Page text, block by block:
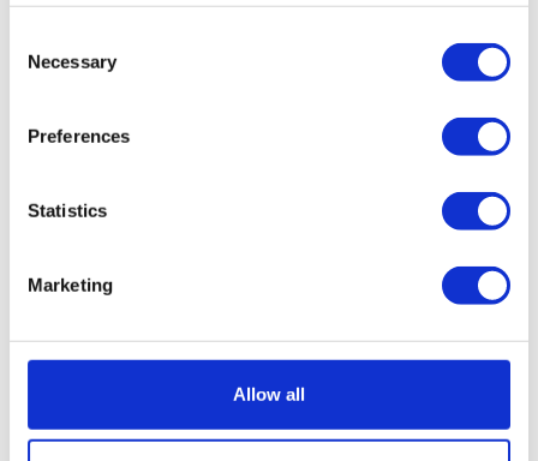
Selection
Necessary
Preferences
Statistics
Marketing
Allow all
s'adapte à votre organisation et non l’inverse.
de l’adoption
Une fois l'intégration du SIRH réussie, même le
meilleur logiciel RH peut échouer si les
doit être simple, fluide et intuitive. L’accès mobile est
indispensable : demandes de congés, validation
RH doivent être possibles en quelques clics. Un
congés, fiches de paie, documents, annuaire)
facilite l’adoption et installe le SIRH comme un